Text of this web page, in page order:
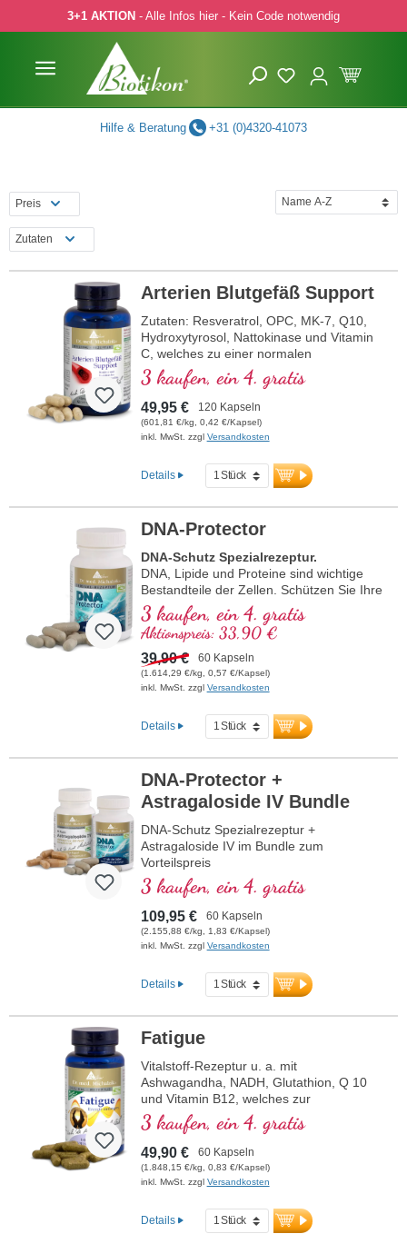
Hauptinhalt springen
Zur Suche springen
Zur Hauptnavigation springen
3+1 AKTION - Alle Infos hier - Kein Code notwendig
Hilfe & Beratung +31 (0)4320-41073
Preis
Zutaten
Arterien Blutgefäß Support
Zutaten: Resveratrol, OPC, MK-7, Q10,
Hydroxytyrosol, Nattokinase und Vitamin
C, welches zu einer normalen
Kollagenbildung für eine normale Funktion
der Blutgefäße beiträgt. Die B-Vitamine
liegen in bioaktiver Form vor.
3 kaufen, ein 4. gratis
49,95 € 120 Kapseln
(601,81 €/kg, 0,42 €/Kapsel)
inkl. MwSt. zzgl Versandkosten
Details
DNA-Protector
DNA-Schutz Spezialrezeptur.
DNA, Lipide und Proteine sind wichtige
Bestandteile der Zellen. Schützen Sie Ihre
Zellen vor oxidativem Stress mit
wertvollen Naturstoffen!
3 kaufen, ein 4. gratis
Aktionspreis: 33,90 €
39,90 € 60 Kapseln
(1.614,29 €/kg, 0,57 €/Kapsel)
inkl. MwSt. zzgl Versandkosten
Details
DNA-Protector +
Astragaloside IV Bundle
DNA-Schutz Spezialrezeptur +
Astragaloside IV im Bundle zum
Vorteilspreis
3 kaufen, ein 4. gratis
109,95 € 60 Kapseln
(2.155,88 €/kg, 1,83 €/Kapsel)
inkl. MwSt. zzgl Versandkosten
Details
Fatigue
Vitalstoff-Rezeptur u. a. mit
Ashwagandha, NADH, Glutathion, Q 10
und Vitamin B12, welches zur
Verringerung von Müdigkeit und
Ermüdung beiträgt.
3 kaufen, ein 4. gratis
49,90 € 60 Kapseln
(1.848,15 €/kg, 0,83 €/Kapsel)
inkl. MwSt. zzgl Versandkosten
Details